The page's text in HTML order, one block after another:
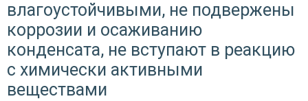
влагоустойчивыми, не подвержены
коррозии и осаживанию
конденсата, не вступают в реакцию
с химически активными
веществами